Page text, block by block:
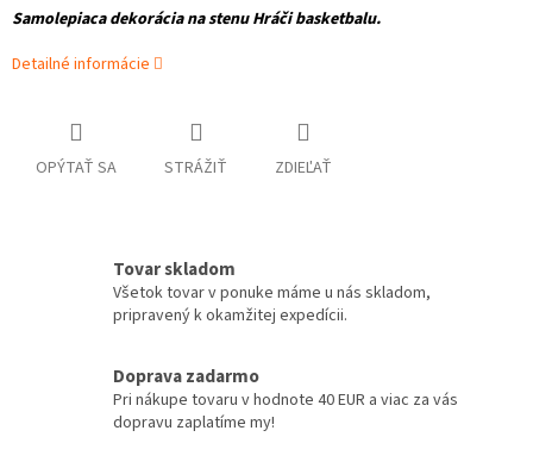
Samolepiaca dekorácia na stenu Hráči basketbalu.
Detailné informácie
OPÝTAŤ SA STRÁŽIŤ ZDIEĽAŤ
Tovar skladom
Všetok tovar v ponuke máme u nás skladom,
pripravený k okamžitej expedícii.
Doprava zadarmo
Pri nákupe tovaru v hodnote 40 EUR a viac za vás
dopravu zaplatíme my!